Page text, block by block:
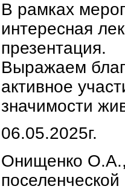
В рамках
интересная
презентация.
Выражаем
активное
значимости
06.05.2025г.
Онищенко О.А.,